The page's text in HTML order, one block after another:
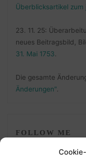
Überblicksartikel zum
23. 11. 25:
neues Beitragsbild,
31. Mai 1753.
Die gesamte
Änderungen".
FOLLOW ME